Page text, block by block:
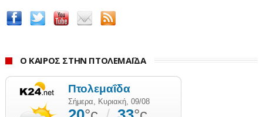
προκειμένω μέσω της ψηφιακής κάρτας εργασίας,
καταφέραμε και εξασφαλίσαμε ήδη το πρώτο τετράμηνο
στόχους».
Διευκρίνισε δε, ότι ο δημοσιονομικός αυτός χώρος
εξασφαλίστηκε εξαιτίας της υπεραπόδοσης του μέτρου
της ψηφιακής κάρτας εργασίας η οποία εισέφερε μισό
Ο ΚΑΙΡΟΣ ΣΤΗΝ ΠΤΟΛΕΜΑΪΔΑ